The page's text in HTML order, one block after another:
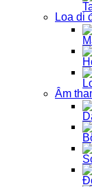
Loa di
Âm